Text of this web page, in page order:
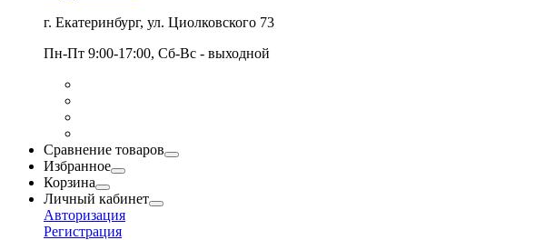
г. Екатеринбург, ул. Циолковского 73
Пн-Пт 9:00-17:00, Сб-Вс - выходной
Сравнение товаров
Избранное
Корзина
Личный кабинет
Авторизация
Регистрация